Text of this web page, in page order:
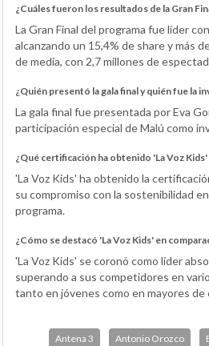
¿Cuáles fueron los resultados de la Gran
La Gran Final del programa fue líder
alcanzando un 15,4% de share y más
de media, con 2,7 millones de
¿Quién presentó la gala final y quién fue la
La gala final fue presentada por Eva
participación especial de Malú como
¿Qué certificación ha obtenido 'La Voz
'La Voz Kids' ha obtenido la
su compromiso con la sostenibilidad
programa.
¿Cómo se destacó 'La Voz Kids' en
'La Voz Kids' se coronó como líder
superando a sus competidores en
tanto en jóvenes como en mayores de
Antena 3 Antonio Orozco